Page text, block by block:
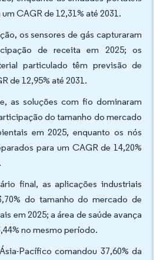
CAGR de 12,31% até 2031.
os sensores de gás capturaram
de receita em 2025; os
particulado têm previsão de
de 12,95% até 2031.
as soluções com fio dominaram
do tamanho do mercado
em 2025, enquanto os nós
para um CAGR de 14,20%
final, as aplicações industriais
do tamanho do mercado de
em 2025; a área de saúde avança
no mesmo período.
Pacífico comandou 37,60% da